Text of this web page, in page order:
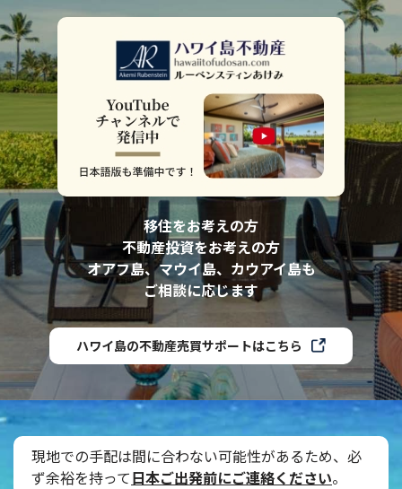
移住をお考えの方
不動産投資をお考えの方
オアフ島、マウイ島、カウアイ島も
ご相談に応じます
ハワイ島の不動産売買サポートはこちら
現地での手配は間に合わない可能性があるため、必
ず余裕を持って日本ご出発前にご連絡ください。